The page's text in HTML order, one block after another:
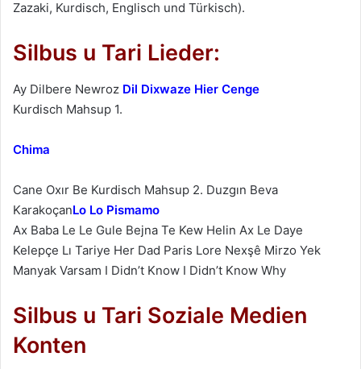
Zazaki, Kurdisch, Englisch und Türkisch).
Silbus u Tari Lieder:
Ay Dilbere Newroz Dil Dixwaze Hier Cenge
Kurdisch Mahsup 1.
Chima
Cane Oxır Be Kurdisch Mahsup 2. Duzgın Beva
KarakoçanLo Lo Pismamo
Ax Baba Le Le Gule Bejna Te Kew Helin Ax Le Daye
Kelepçe Lı Tariye Her Dad Paris Lore Nexşê Mirzo Yek
Manyak Varsam I Didn’t Know I Didn’t Know Why
Silbus u Tari Soziale Medien
Konten